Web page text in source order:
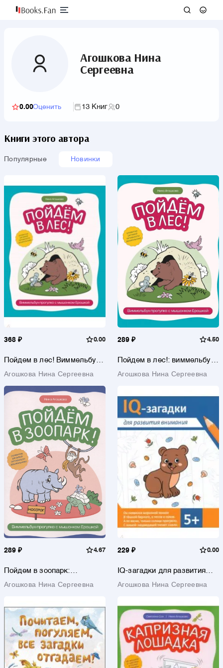
Агошкова Нина
Сергеевна
0.00Оценить 13 Книг 0
Книги этого автора
Популярные Новинки
368 ₽ 0.00
Пойдем в лес! Виммельбух-
Ерошкой
Агошкова Нина Сергеевна
289 ₽ 4.50
Пойдем в лес!: виммельбух-
Ерошкой
Агошкова Нина Сергеевна
289 ₽ 4.67
Пойдем в зоопарк:
мышонком Ерошкой
Агошкова Нина Сергеевна
229 ₽ 0.00
IQ-загадки для развития
Агошкова Нина Сергеевна